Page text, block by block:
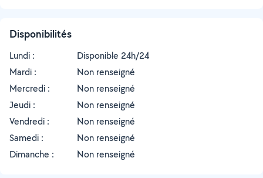
Disponibilités
Lundi :
Disponible 24h/24
Mardi :
Non renseigné
Mercredi :
Non renseigné
Jeudi :
Non renseigné
Vendredi :
Non renseigné
Samedi :
Non renseigné
Dimanche :
Non renseigné